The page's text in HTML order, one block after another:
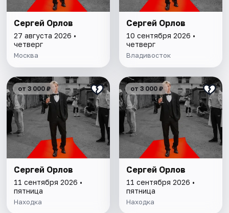
Сергей Орлов
27 августа 2026 •
четверг
Москва
Сергей Орлов
10 сентября 2026 •
четверг
Владивосток
от 3 000 ₽
Сергей Орлов
11 сентября 2026 •
пятница
Находка
от 3 000 ₽
Сергей Орлов
11 сентября 2026 •
пятница
Находка